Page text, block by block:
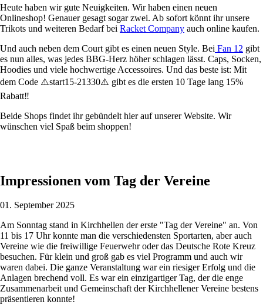
Heute haben wir gute Neuigkeiten. Wir haben einen neuen
Onlineshop! Genauer gesagt sogar zwei. Ab sofort könnt ihr unsere
Trikots und weiteren Bedarf bei Racket Company auch online kaufen.
Und auch neben dem Court gibt es einen neuen Style. Bei Fan 12 gibt
es nun alles, was jedes BBG-Herz höher schlagen lässt. Caps, Socken,
Hoodies und viele hochwertige Accessoires. Und das beste ist: Mit
dem Code ⚠️start15-21330⚠️ gibt es die ersten 10 Tage lang 15%
Rabatt‼️
Beide Shops findet ihr gebündelt hier auf unserer Website. Wir
wünschen viel Spaß beim shoppen!
Impressionen vom Tag der Vereine
01. September 2025
Am Sonntag stand in Kirchhellen der erste "Tag der Vereine" an. Von
11 bis 17 Uhr konnte man die verschiedensten Sportarten, aber auch
Vereine wie die freiwillige Feuerwehr oder das Deutsche Rote Kreuz
besuchen. Für klein und groß gab es viel Programm und auch wir
waren dabei. Die ganze Veranstaltung war ein riesiger Erfolg und die
Anlagen brechend voll. Es war ein einzigartiger Tag, der die enge
Zusammenarbeit und Gemeinschaft der Kirchhellener Vereine bestens
präsentieren konnte!